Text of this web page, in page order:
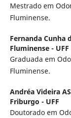
Mestrado em
Fluminense.
Fernanda Cunha
Fluminense - UFF
Graduada em
Fluminense.
Andréa Videira
Friburgo - UFF
Doutorado em